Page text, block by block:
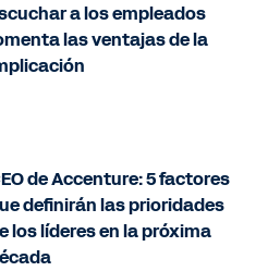
a los empleados
las ventajas de la
de Accenture: 5 factores
definirán las prioridades
los líderes en la próxima